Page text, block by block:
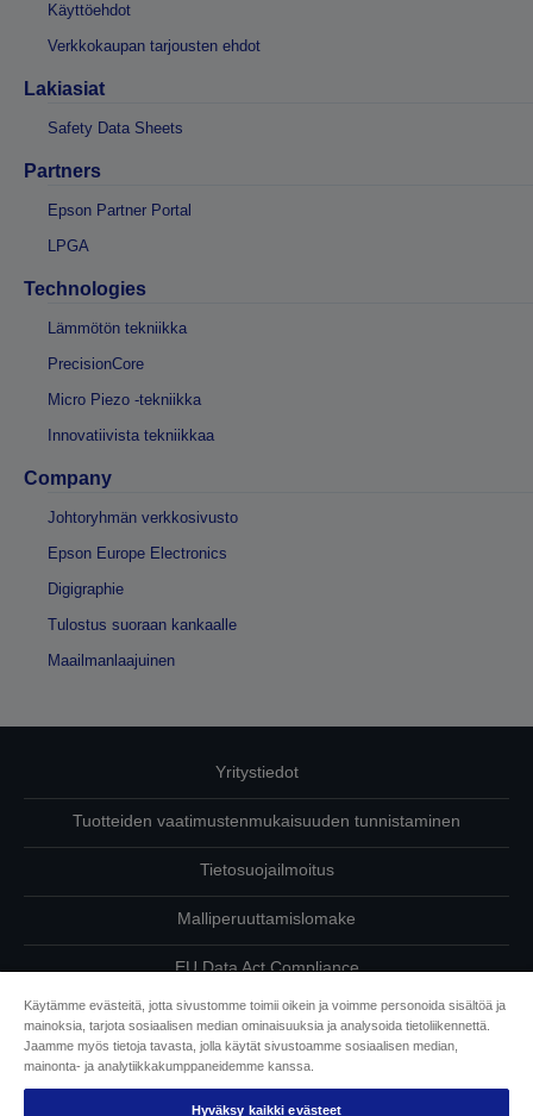
Käyttöehdot
Verkkokaupan tarjousten ehdot
Lakiasiat
Safety Data Sheets
Partners
Epson Partner Portal
LPGA
Technologies
Lämmötön tekniikka
PrecisionCore
Micro Piezo -tekniikka
Innovatiivista tekniikkaa
Company
Johtoryhmän verkkosivusto
Epson Europe Electronics
Digigraphie
Tulostus suoraan kankaalle
Maailmanlaajuinen
Yritystiedot
Tuotteiden vaatimustenmukaisuuden tunnistaminen
Tietosuojailmoitus
Malliperuuttamislomake
EU Data Act Compliance
Ota meihin yhteyttä omista tiedoistasi
Tietoa evästeistä
Käytämme evästeitä, jotta sivustomme toimii oikein ja voimme personoida sisältöä ja
mainoksia, tarjota sosiaalisen median ominaisuuksia ja analysoida tietoliikennettä.
Jaamme myös tietoja tavasta, jolla käytät sivustoamme sosiaalisen median,
mainonta- ja analytiikkakumppaneidemme kanssa.
Hyväksy kaikki evästeet